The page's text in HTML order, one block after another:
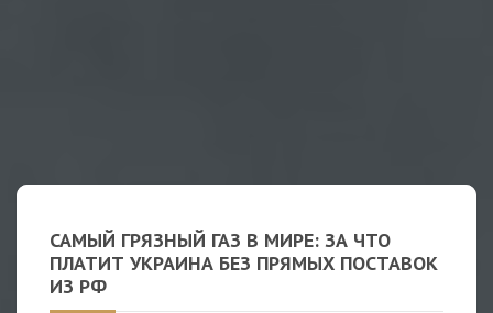
САМЫЙ ГРЯЗНЫЙ ГАЗ В МИРЕ: ЗА ЧТО
ПЛАТИТ УКРАИНА БЕЗ ПРЯМЫХ ПОСТАВОК
ИЗ РФ